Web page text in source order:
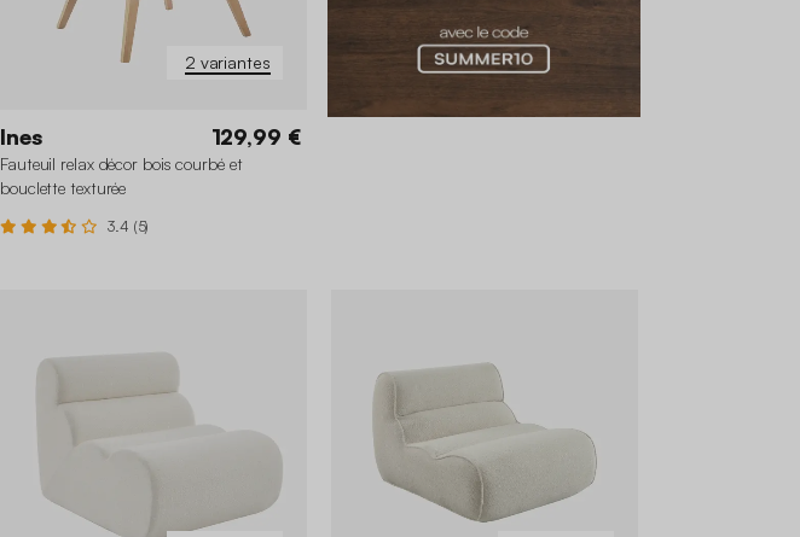
2 variantes
Ines 129,99 €
Fauteuil relax décor bois courbé et
bouclette texturée
3.4 (5)